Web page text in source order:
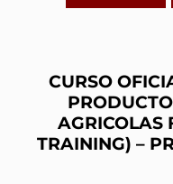
CURSO
AGRICOLAS
TRAINING) –